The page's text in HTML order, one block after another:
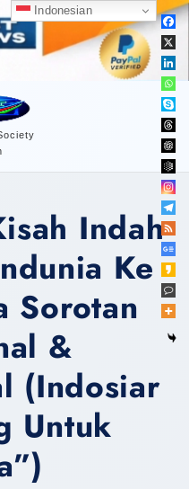
Indah
Ke
Sorotan
&
(Indosiar
Untuk
Indonesian